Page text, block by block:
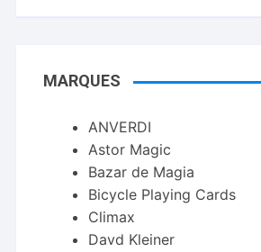
MARQUES
ANVERDI
Astor Magic
Bazar de Magia
Bicycle Playing Cards
Climax
Davd Kleiner